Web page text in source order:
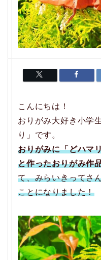
こんにちは！
おりがみ大好き小学
り」です。
おりがみに「どハマ
と作ったおりがみ作
て、みらいきってさ
ことになりました！